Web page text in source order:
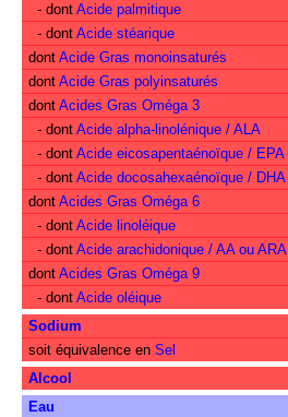
- dont Acide palmitique
- dont Acide stéarique
dont Acide Gras monoinsaturés
dont Acide Gras polyinsaturés
dont Acides Gras Oméga 3
- dont Acide alpha-linolénique / ALA
- dont Acide eicosapentaénoïque / EPA
- dont Acide docosahexaénoïque / DHA
dont Acides Gras Oméga 6
- dont Acide linoléique
- dont Acide arachidonique / AA ou ARA
dont Acides Gras Oméga 9
- dont Acide oléique
Sodium
soit équivalence en Sel
Alcool
Eau